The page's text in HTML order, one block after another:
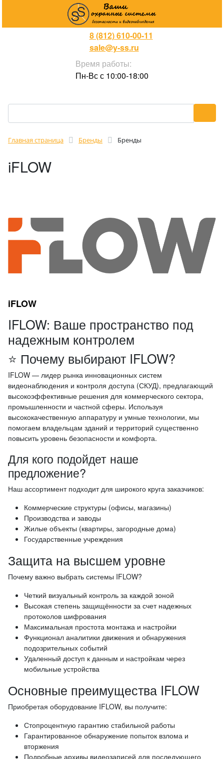
8 (812) 610-00-11
sale@y-ss.ru
Время работы:
Пн-Вс с 10:00-18:00
Главная страница Бренды Бренды
iFLOW
iFLOW
IFLOW: Ваше пространство под
надежным контролем
⭐ Почему выбирают IFLOW?
IFLOW — лидер рынка инновационных систем
видеонаблюдения и контроля доступа (СКУД), предлагающий
высокоэффективные решения для коммерческого сектора,
промышленности и частной сферы. Используя
высококачественную аппаратуру и умные технологии, мы
помогаем владельцам зданий и территорий существенно
повысить уровень безопасности и комфорта.
Для кого подойдет наше
предложение?
Наш ассортимент подходит для широкого круга заказчиков:
Коммерческие структуры (офисы, магазины)
Производства и заводы
Жилые объекты (квартиры, загородные дома)
Государственные учреждения
Защита на высшем уровне
Почему важно выбрать системы IFLOW?
Четкий визуальный контроль за каждой зоной
Высокая степень защищённости за счет надежных
протоколов шифрования
Максимальная простота монтажа и настройки
Функционал аналитики движения и обнаружения
подозрительных событий
Удаленный доступ к данным и настройкам через
мобильные устройства
Основные преимущества IFLOW
Приобретая оборудование IFLOW, вы получите:
Стопроцентную гарантию стабильной работы
Гарантированное обнаружение попыток взлома и
вторжения
Подробные архивы видеозаписей для последующего